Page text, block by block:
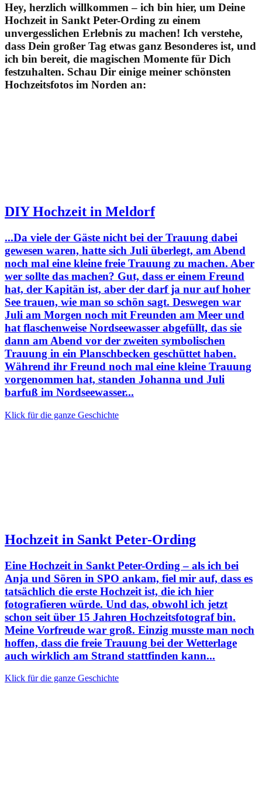
Hey, herzlich willkommen – ich bin hier, um Deine
Hochzeit in Sankt Peter-Ording zu einem
unvergesslichen Erlebnis zu machen! Ich verstehe,
dass Dein großer Tag etwas ganz Besonderes ist, und
ich bin bereit, die magischen Momente für Dich
festzuhalten. Schau Dir einige meiner schönsten
Hochzeitsfotos im Norden an:
DIY Hochzeit in Meldorf
...Da viele der Gäste nicht bei der Trauung dabei
gewesen waren, hatte sich Juli überlegt, am Abend
noch mal eine kleine freie Trauung zu machen. Aber
wer sollte das machen? Gut, dass er einem Freund
hat, der Kapitän ist, aber der darf ja nur auf hoher
See trauen, wie man so schön sagt. Deswegen war
Juli am Morgen noch mit Freunden am Meer und
hat flaschenweise Nordseewasser abgefüllt, das sie
dann am Abend vor der zweiten symbolischen
Trauung in ein Planschbecken geschüttet haben.
Während ihr Freund noch mal eine kleine Trauung
vorgenommen hat, standen Johanna und Juli
barfuß im Nordseewasser...
Klick für die ganze Geschichte
Hochzeit in Sankt Peter-Ording
Eine Hochzeit in Sankt Peter-Ording – als ich bei
Anja und Sören in SPO ankam, fiel mir auf, dass es
tatsächlich die erste Hochzeit ist, die ich hier
fotografieren würde. Und das, obwohl ich jetzt
schon seit über 15 Jahren Hochzeitsfotograf bin.
Meine Vorfreude war groß. Einzig musste man noch
hoffen, dass die freie Trauung bei der Wetterlage
auch wirklich am Strand stattfinden kann...
Klick für die ganze Geschichte